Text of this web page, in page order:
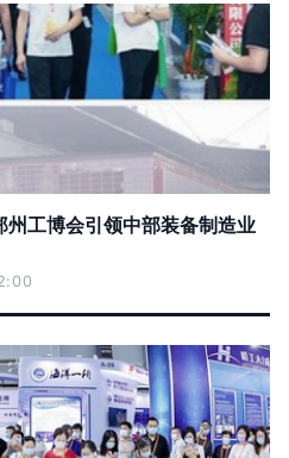
工博会引领中部装备制造业